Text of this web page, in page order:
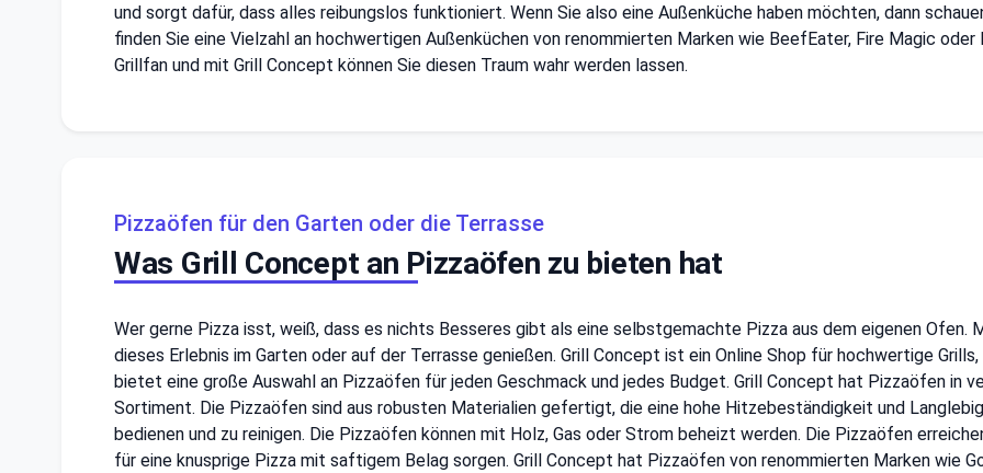
und sorgt dafür, dass alles reibungslos funktioniert. Wenn Sie also eine Außenküche haben möchten, dann
finden Sie eine Vielzahl an hochwertigen Außenküchen von renommierten Marken wie BeefEater, Fire Magic
Grillfan und mit Grill Concept können Sie diesen Traum wahr werden lassen.
Pizzaöfen für den Garten oder die Terrasse
Was Grill Concept an Pizzaöfen zu bieten hat
Wer gerne Pizza isst, weiß, dass es nichts Besseres gibt als eine selbstgemachte Pizza aus dem eigenen Ofen.
dieses Erlebnis im Garten oder auf der Terrasse genießen. Grill Concept ist ein Online Shop für hochwertige
bietet eine große Auswahl an Pizzaöfen für jeden Geschmack und jedes Budget. Grill Concept hat Pizzaöfen in
Sortiment. Die Pizzaöfen sind aus robusten Materialien gefertigt, die eine hohe Hitzebeständigkeit und
bedienen und zu reinigen. Die Pizzaöfen können mit Holz, Gas oder Strom beheizt werden. Die Pizzaöfen
für eine knusprige Pizza mit saftigem Belag sorgen. Grill Concept hat Pizzaöfen von renommierten Marken wie